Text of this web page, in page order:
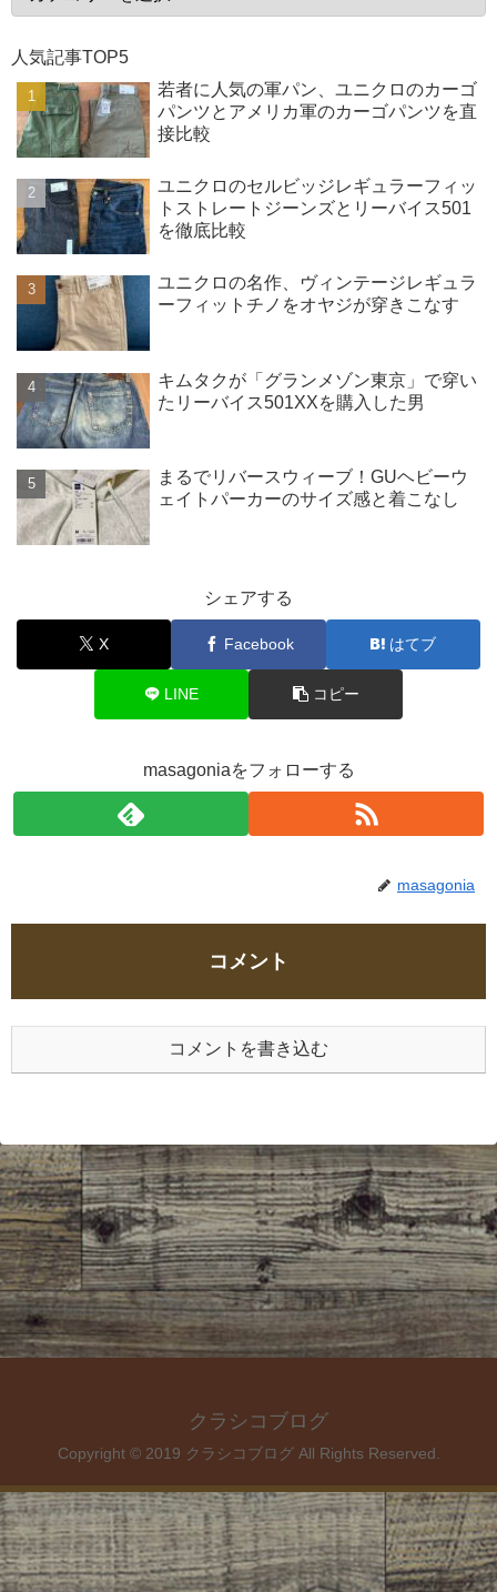
人気記事TOP5
若者に人気の軍パン、ユニクロのカーゴ
パンツとアメリカ軍のカーゴパンツを直
接比較
ユニクロのセルビッジレギュラーフィッ
トストレートジーンズとリーバイス501
を徹底比較
ユニクロの名作、ヴィンテージレギュラ
ーフィットチノをオヤジが穿きこなす
キムタクが「グランメゾン東京」で穿い
たリーバイス501XXを購入した男
まるでリバースウィーブ！GUヘビーウ
ェイトパーカーのサイズ感と着こなし
シェアする
X Facebook はてブ
LINE コピー
masagoniaをフォローする
masagonia
コメント
コメントを書き込む
クラシコブログ
Copyright © 2019 クラシコブログ All Rights Reserved.